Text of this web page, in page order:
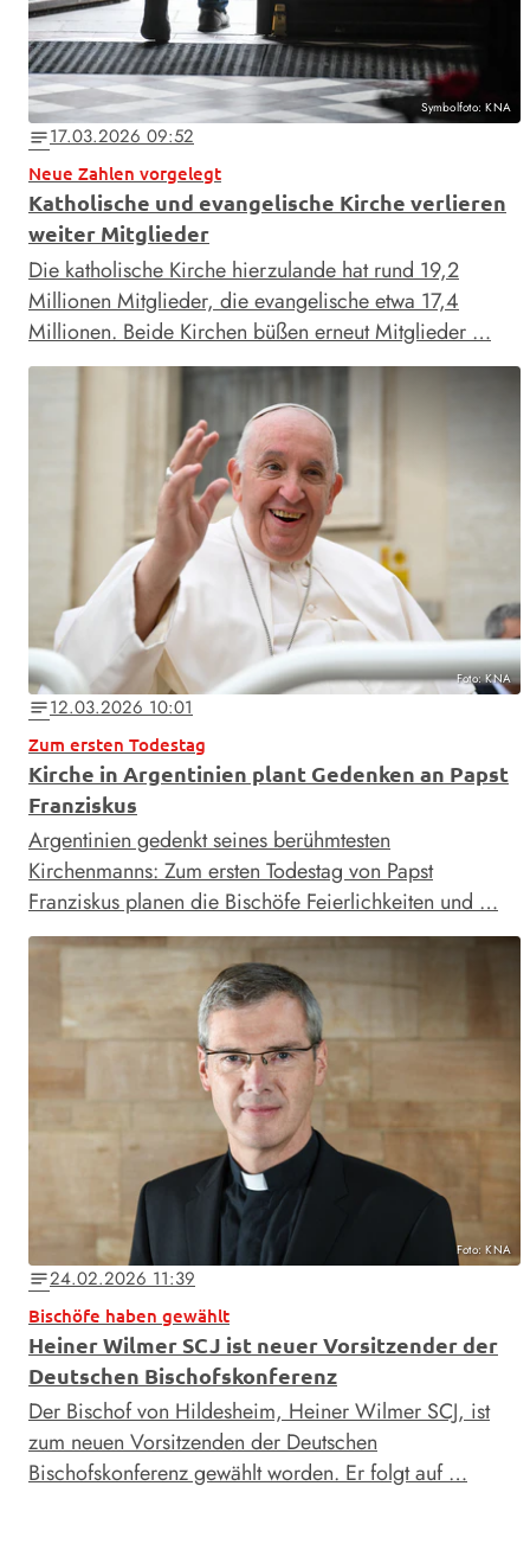
Symbolfoto: KNA
notes17.03.2026 09:52
Neue Zahlen vorgelegt
Katholische und evangelische Kirche verlieren
weiter Mitglieder
Die katholische Kirche hierzulande hat rund 19,2
Millionen Mitglieder, die evangelische etwa 17,4
Millionen. Beide Kirchen büßen erneut Mitglieder …
Foto: KNA
notes12.03.2026 10:01
Zum ersten Todestag
Kirche in Argentinien plant Gedenken an Papst
Franziskus
Argentinien gedenkt seines berühmtesten
Kirchenmanns: Zum ersten Todestag von Papst
Franziskus planen die Bischöfe Feierlichkeiten und …
Foto: KNA
notes24.02.2026 11:39
Bischöfe haben gewählt
Heiner Wilmer SCJ ist neuer Vorsitzender der
Deutschen Bischofskonferenz
Der Bischof von Hildesheim, Heiner Wilmer SCJ, ist
zum neuen Vorsitzenden der Deutschen
Bischofskonferenz gewählt worden. Er folgt auf …